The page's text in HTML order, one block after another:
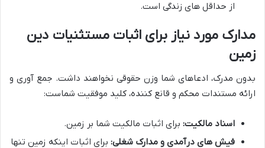
از حداقل های زندگی است.
مدارک مورد نیاز برای اثبات مستثنیات دین
زمین
بدون مدرک، ادعاهای شما وزن حقوقی نخواهند داشت. جمع آوری و
ارائه مستندات محکم و قانع کننده، کلید موفقیت شماست:
اسناد مالکیت: برای اثبات مالکیت شما بر زمین.
فیش های درآمدی و مدارک شغلی: برای اثبات اینکه زمین تنها